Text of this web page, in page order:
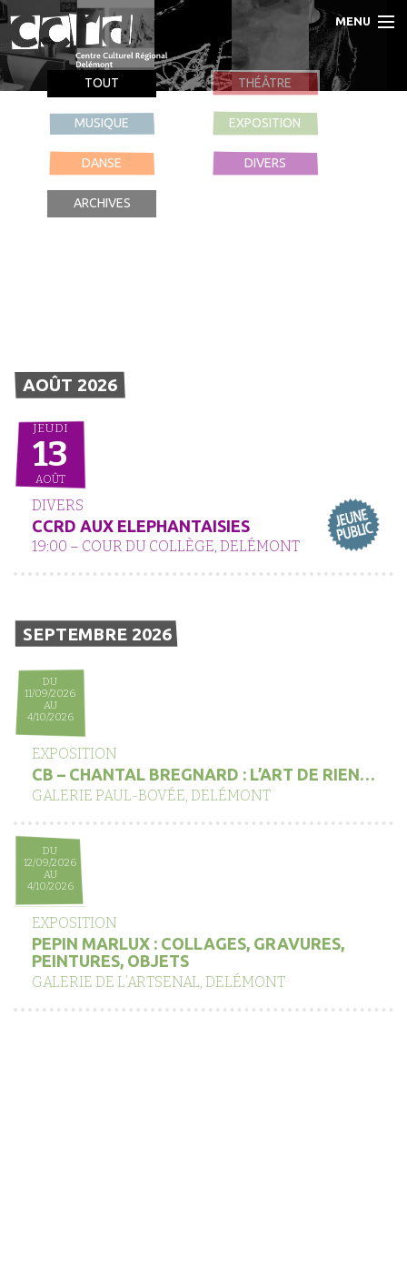
MENU
Accueil
Programme
Prestations
TOUT THÉÂTRE
MUSIQUE EXPOSITION
DANSE DIVERS
ARCHIVES
AOÛT 2026
JEUDI
13
AOÛT
DIVERS
CCRD AUX ELEPHANTAISIES
19:00 – COUR DU COLLÈGE, DELÉMONT
SEPTEMBRE 2026
DU
11/09/2026
AU
4/10/2026
EXPOSITION
CB – CHANTAL BREGNARD : L’ART DE RIEN…
GALERIE PAUL-BOVÉE, DELÉMONT
DU
12/09/2026
AU
4/10/2026
EXPOSITION
PEPIN MARLUX : COLLAGES, GRAVURES,
PEINTURES, OBJETS
GALERIE DE L’ARTSENAL, DELÉMONT